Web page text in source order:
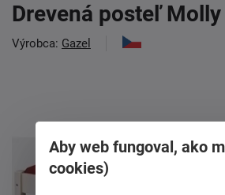
Drevená posteľ
Výrobca: Gazel
Aby web fungoval, ako
cookies)